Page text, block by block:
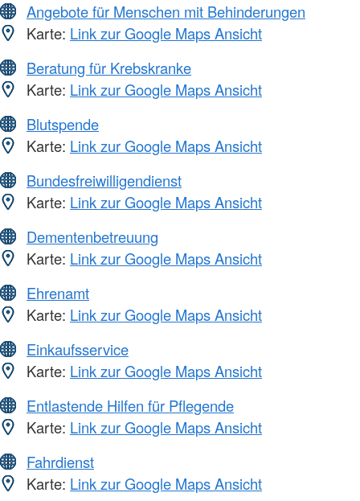
Angebote für Menschen mit Behinderungen
Karte: Link zur Google Maps Ansicht
Beratung für Krebskranke
Karte: Link zur Google Maps Ansicht
Blutspende
Karte: Link zur Google Maps Ansicht
Bundesfreiwilligendienst
Karte: Link zur Google Maps Ansicht
Dementenbetreuung
Karte: Link zur Google Maps Ansicht
Ehrenamt
Karte: Link zur Google Maps Ansicht
Einkaufsservice
Karte: Link zur Google Maps Ansicht
Entlastende Hilfen für Pflegende
Karte: Link zur Google Maps Ansicht
Fahrdienst
Karte: Link zur Google Maps Ansicht